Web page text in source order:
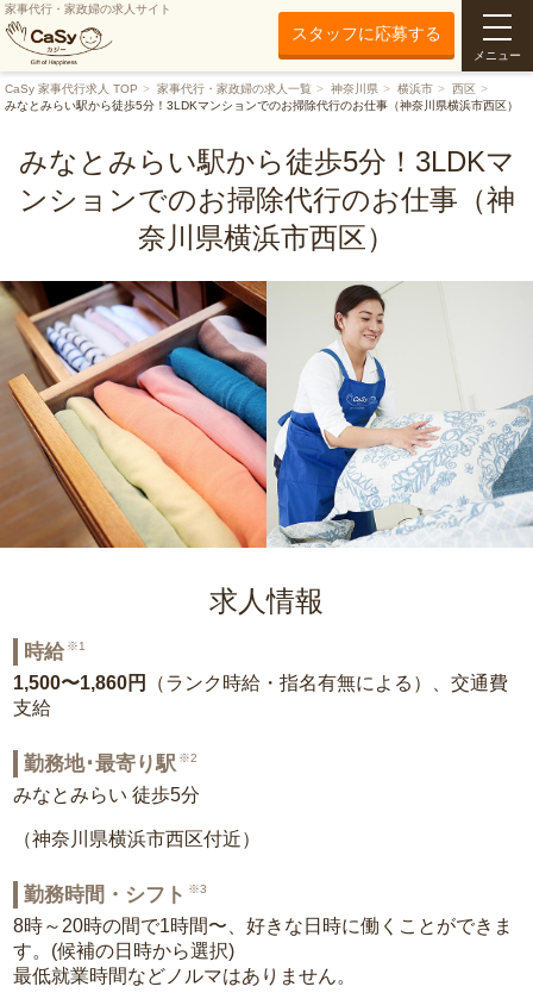
家事代行・家政婦の求人サイト
スタッフに応募する
メニュー
CaSy 家事代行求人 TOP 家事代行・家政婦の求人一覧 神奈川県 横浜市
西区
みなとみらい駅から徒歩5分！3LDKマンションでのお掃除代行のお仕事（神奈川県横浜市西区）
みなとみらい駅から徒歩5分！3LDKマ
ンションでのお掃除代行のお仕事（神
奈川県横浜市西区）
求人情報
時給 ※1
1,500〜1,860円
（ランク時給・指名有無による）、交通費
支給
勤務地･最寄り駅 ※2
みなとみらい 徒歩5分
（神奈川県横浜市西区付近）
勤務時間・シフト ※3
8時～20時の間で1時間〜、好きな日時に働くことができま
す。(候補の日時から選択)
最低就業時間などノルマはありません。